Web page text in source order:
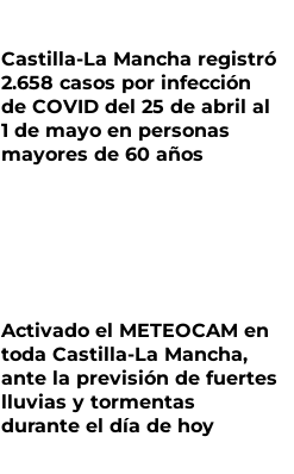
Castilla-La Mancha registró
2.658 casos por infección
de COVID del 25 de abril al
1 de mayo en personas
mayores de 60 años
Activado el METEOCAM en
toda Castilla-La Mancha,
ante la previsión de fuertes
lluvias y tormentas
durante el día de hoy